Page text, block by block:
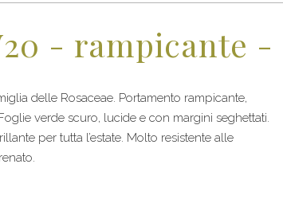
- rampicante -
delle Rosaceae. Portamento rampicante,
verde scuro, lucide e con margini seghettati.
per tutta l’estate. Molto resistente alle